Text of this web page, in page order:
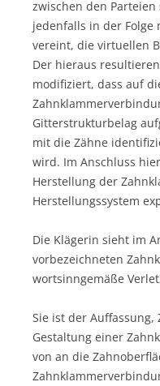
zwischen den
jedenfalls in der Folge
vereint, die virtuellen
Der hieraus
modifiziert, dass auf
Gitterstrukturbelag
mit die Zähne
wird. Im Anschluss
Herstellung der
Herstellungssystem
Die Klägerin sieht im
vorbezeichneten
wortsinngemäße
Sie ist der Auffassung,
Gestaltung einer
von an die